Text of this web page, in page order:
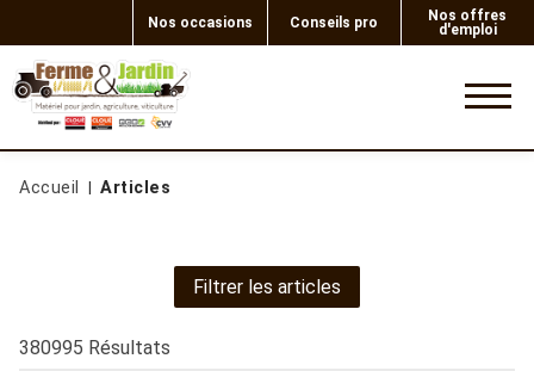
Nos occasions Conseils pro
Nos offres
d'emploi
Accueil Articles
Filtrer les articles
380995 Résultats